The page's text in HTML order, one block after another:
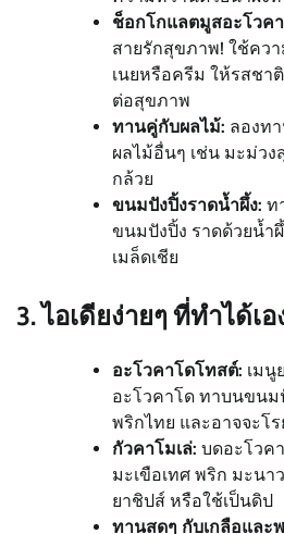
ช็อกโกแลตมูสอะโวค
สายรักสุขภาพ! ใช้คว
เนยหรือครีม ให้รสช
ต่อสุขภาพ
ทานคู่กับผลไม้: ลองท
ผลไม้อื่นๆ เช่น มะม่วง
กล้วย
ขนมปังปิ้งราดน้ำผึ้ง: ท
ขนมปังปิ้ง ราดด้วยน้ำ
เมล็ดเชีย
3. ไอเดียง่ายๆ ที่ทำได้เ
อะโวคาโดโทสต์: เมนู
อะโวคาโด ทาบนขนม
พริกไทย และอาจจะโ
กัวคาโมเล่: บดอะโวค
มะเขือเทศ พริก มะน
ยาชิปส์ หรือใช้เป็นดิป
ทานสดๆ กับเกลือและ